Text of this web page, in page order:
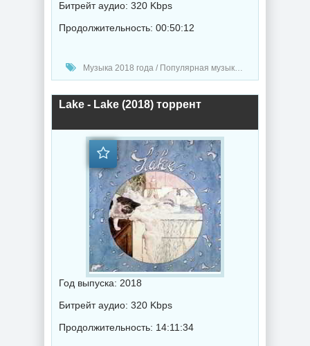
Битрейт аудио: 320 Kbps
Продолжительность: 00:50:12
Музыка 2018 года / Популярная музыка / Рок - альтернативная музыка
Lake - Lake (2018) торрент
Год выпуска: 2018
Битрейт аудио: 320 Kbps
Продолжительность: 14:11:34